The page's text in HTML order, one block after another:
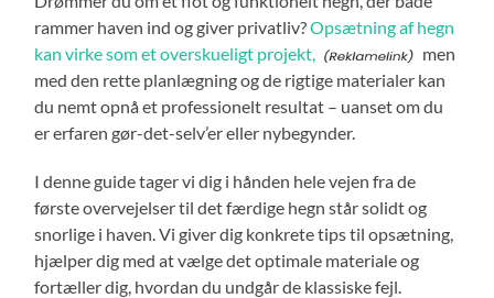
rammer haven ind og giver privatliv?Opsætning af hegn
kan virke som et overskueligt projekt,
men
med den rette planlægning og de rigtige materialer kan
du nemt opnå et professionelt resultat – uanset om du
er erfaren gør-det-selv’er eller nybegynder.
I denne guide tager vi dig i hånden hele vejen fra de
første overvejelser til det færdige hegn står solidt og
snorlige i haven. Vi giver dig konkrete tips til opsætning,
hjælper dig med at vælge det optimale materiale og
fortæller dig, hvordan du undgår de klassiske fejl.